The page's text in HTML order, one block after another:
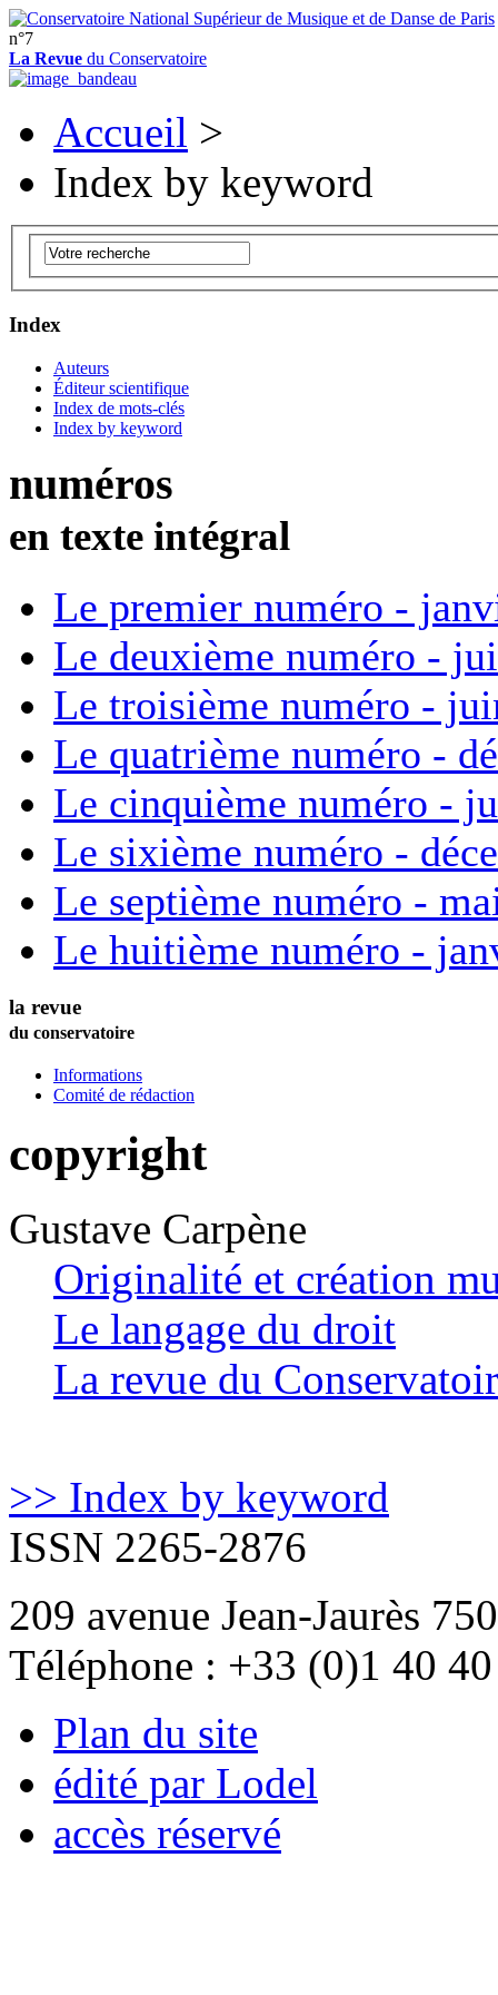
n°7
La Revue du Conservatoire
Accueil >
Index by keyword
Index
Auteurs
Éditeur scientifique
Index de mots-clés
Index by keyword
numéros
en texte intégral
Le premier numéro -
Le deuxième numéro -
Le troisième numéro -
Le quatrième numéro -
Le cinquième numéro -
Le sixième numéro -
Le septième numéro -
Le huitième numéro -
la revue
du conservatoire
Informations
Comité de rédaction
copyright
Gustave Carpène
Originalité et création
Le langage du droit
La revue du
>> Index by keyword
ISSN 2265-2876
209 avenue Jean-Jaurès
Téléphone : +33 (0)1 40
Plan du site
édité par Lodel
accès réservé